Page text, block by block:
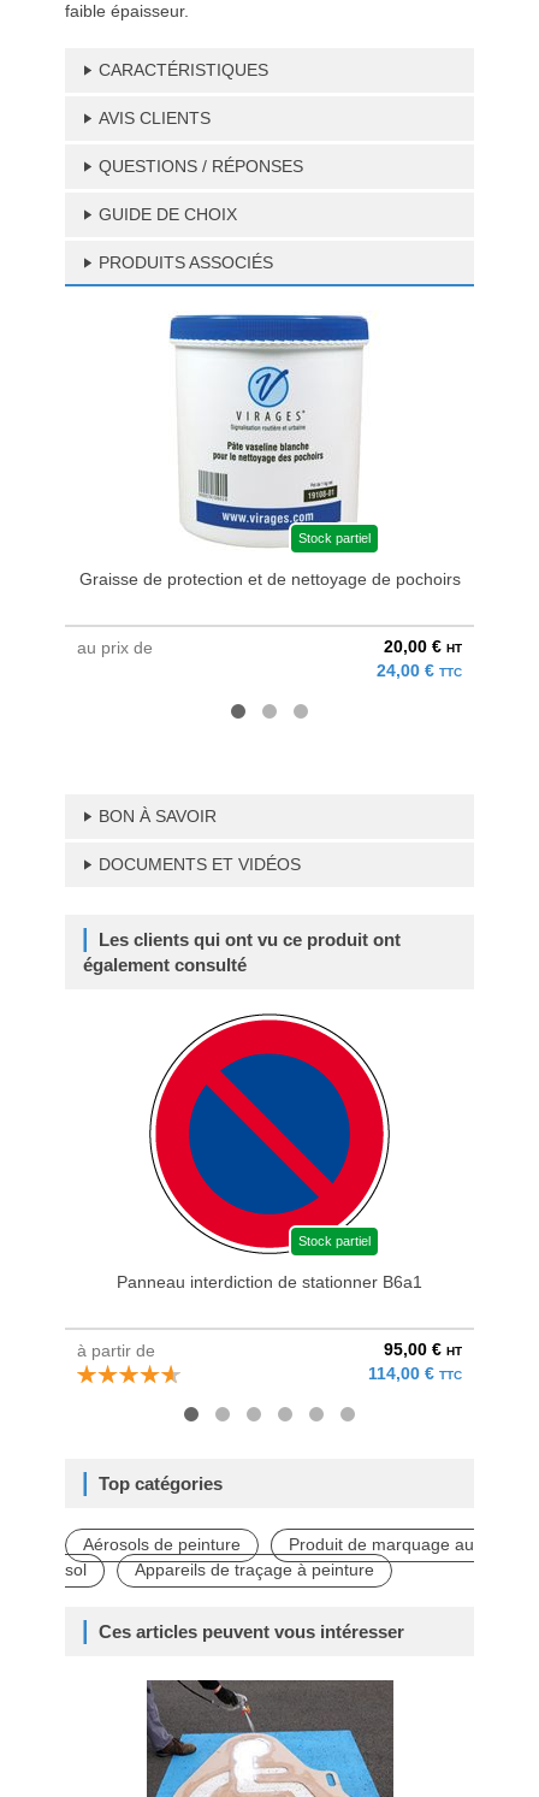
faible épaisseur.
CARACTÉRISTIQUES
AVIS CLIENTS
QUESTIONS / RÉPONSES
GUIDE DE CHOIX
PRODUITS ASSOCIÉS
Stock partiel
Graisse de protection et de nettoyage de pochoirs
au prix de 20,00 € HT
24,00 € TTC
BON À SAVOIR
DOCUMENTS ET VIDÉOS
Les clients qui ont vu ce produit ont
également consulté
Stock partiel
Panneau interdiction de stationner B6a1
à partir de 95,00 € HT
114,00 € TTC
Top catégories
Aérosols de peinture
Produit de marquage au
sol
Appareils de traçage à peinture
Ces articles peuvent vous intéresser